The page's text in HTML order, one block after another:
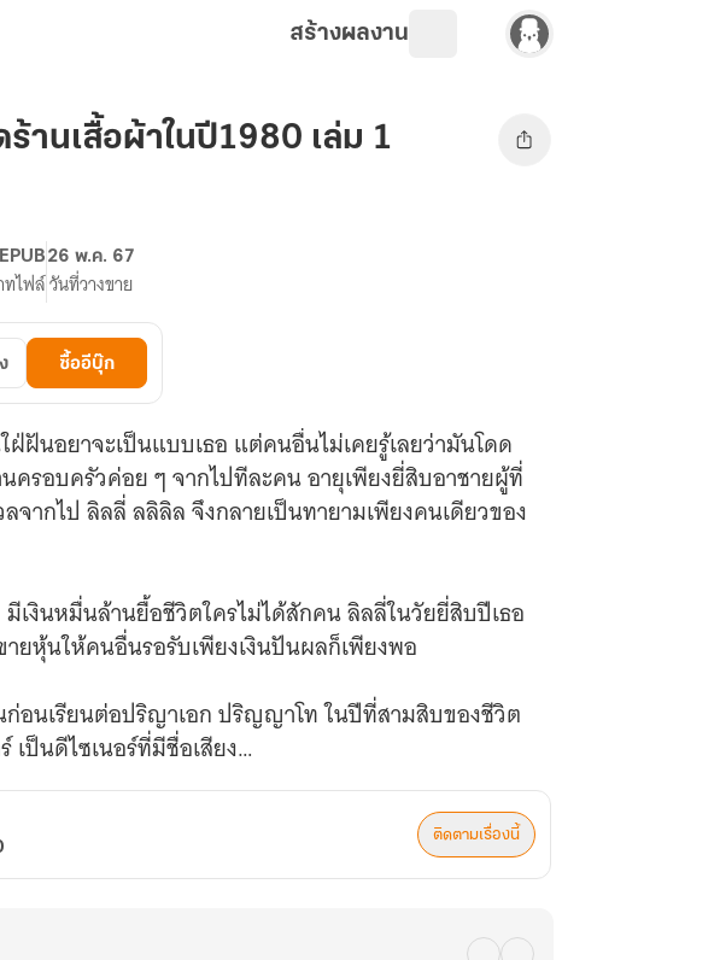
สร้างผลงาน
านเสื้อผ้าในปี1980 เล่ม 1
ทไฟล์
26 พ.ค. 67
วันที่วางขาย
ซื้ออีบุ๊ก
ฝันอยาจะเป็นแบบเธอ แต่คนอื่นไม่เคยรู้เลยว่ามันโดด
ครอบครัวค่อย ๆ จากไปทีละคน อายุเพียงยี่สิบอาชายผู้ที่
ากไป ลิลลี่ ลลิลิล จึงกลายเป็นทายามเพียงคนเดียวของ
เงินหมื่นล้านยื้อชีวิตใครไม่ได้สักคน ลิลลี่ในวัยยี่สิบปีเธอ
ยหุ้นให้คนอื่นรอรับเพียงเงินปันผลก็เพียงพอ
นเรียนต่อปริญาเอก ปริญญาโท ในปีที่สามสิบของชีวิต
เป็นดีไซเนอร์ที่มีชื่อเสียง
จากความเครียดที่สะสมมาตลอด คิดว่าหลังความตาย
ม่ได้ ใครจะรู้ว่าลืมตาแล้วจะมาอยู่ในร่างของคนอื่น
ติดตามเรื่องนี้